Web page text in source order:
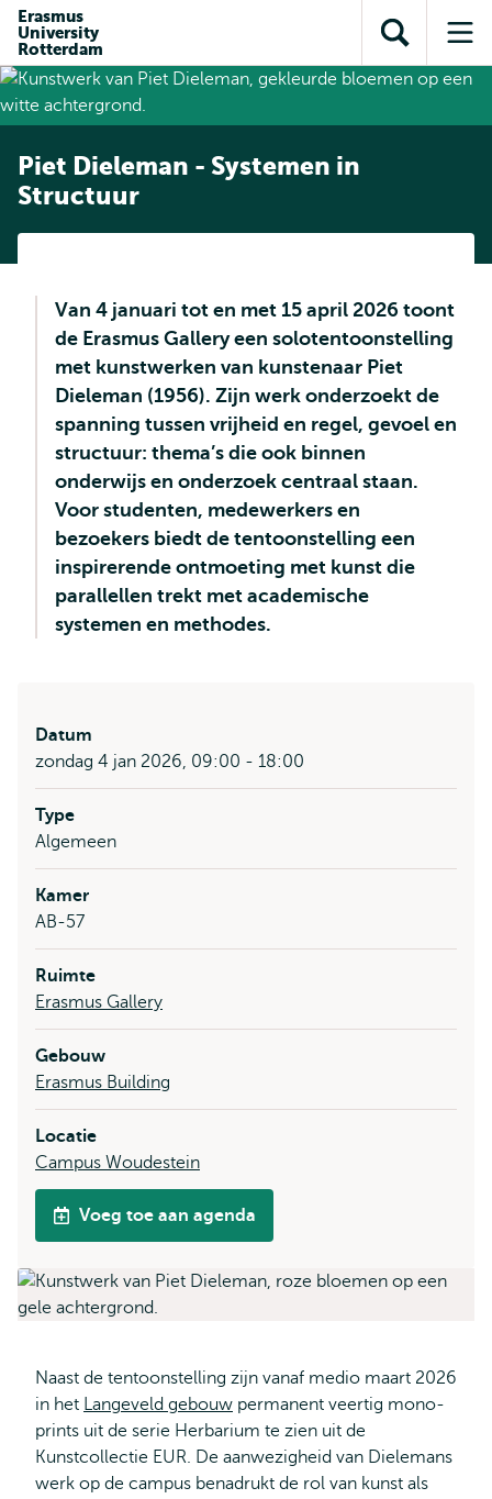
inhoud
gaan
gaan
Direct naar
subnavigatie
Erasmus
University
Rotterdam
Toon
zoekveld
Piet Dieleman - Systemen in
Structuur
Van 4 januari tot en met 15 april 2026 toont
de Erasmus Gallery een solotentoonstelling
met kunstwerken van kunstenaar Piet
Dieleman (1956). Zijn werk onderzoekt de
spanning tussen vrijheid en regel, gevoel en
structuur: thema’s die ook binnen
onderwijs en onderzoek centraal staan.
Voor studenten, medewerkers en
bezoekers biedt de tentoonstelling een
inspirerende ontmoeting met kunst die
parallellen trekt met academische
systemen en methodes.
Datum
zondag 4 jan 2026, 09:00 - 18:00
Type
Algemeen
Kamer
AB-57
Ruimte
Erasmus Gallery
Gebouw
Erasmus Building
Locatie
Campus Woudestein
Voeg toe aan agenda
Naast de tentoonstelling zijn vanaf medio maart 2026
in het Langeveld gebouw permanent veertig mono-
prints uit de serie Herbarium te zien uit de
Kunstcollectie EUR. De aanwezigheid van Dielemans
werk op de campus benadrukt de rol van kunst als